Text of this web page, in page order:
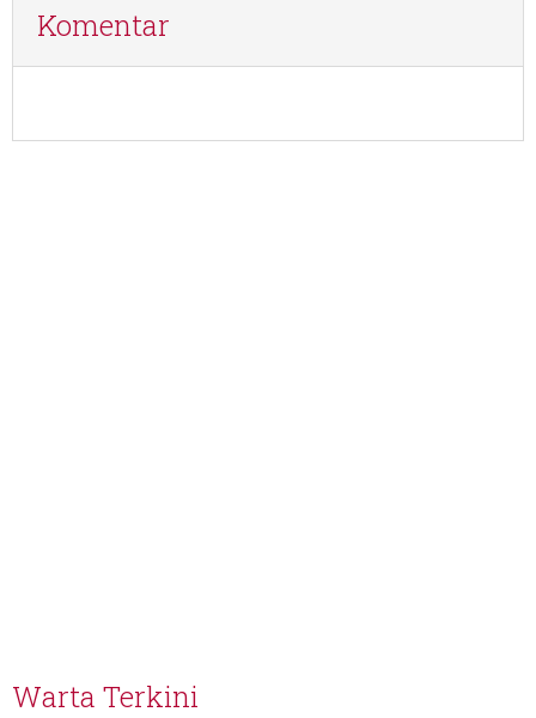
Komentar
Warta Terkini